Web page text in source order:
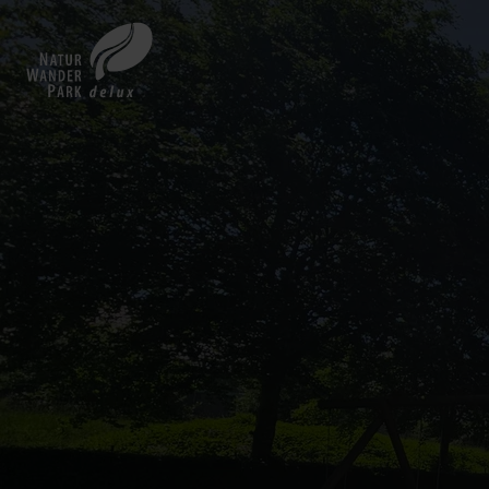
Zurück
zur
Startseite